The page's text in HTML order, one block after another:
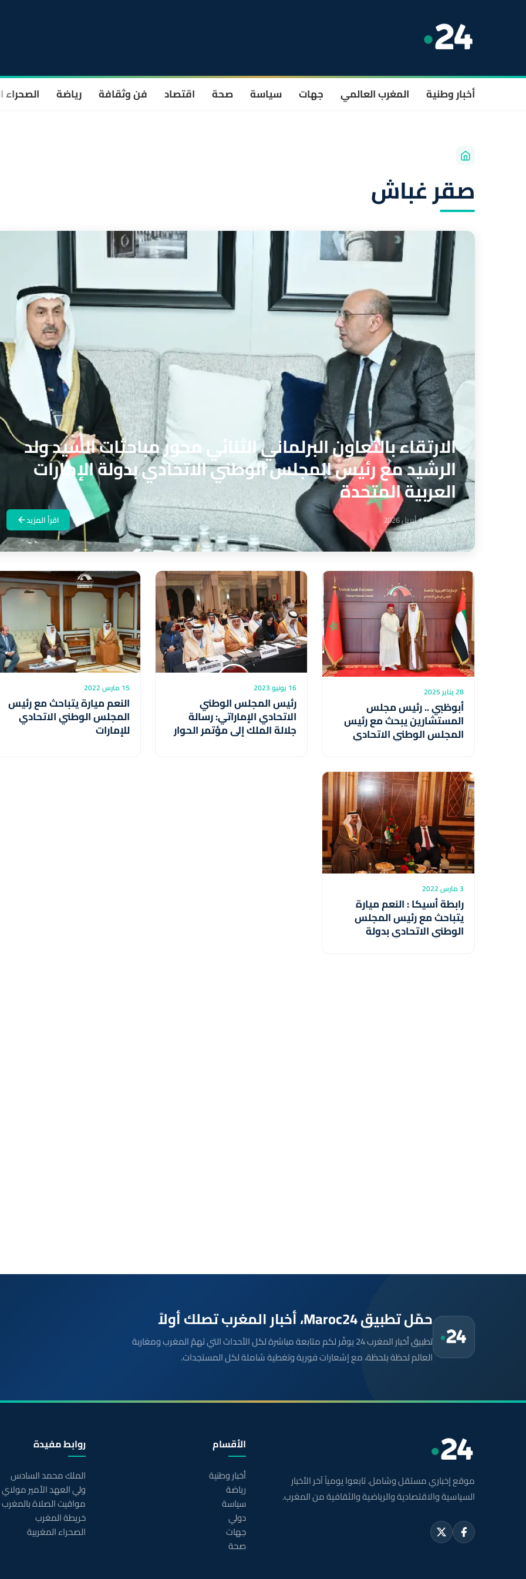
أخبار وطنية المغرب العالمي جهات سياسة صحة اقتصاد فن وثقافة رياضة الصحراء
صقر غباش
الارتقاء بالتعاون البرلماني الثنائي محور مباحثات السيد ولد
الرشيد مع رئيس المجلس الوطني الاتحادي بدولة الإمارات
العربية المتحدة
Maroc2418 أبريل 2026 اقرأ المزيد
28 يناير 2025
أبوظبي .. رئيس مجلس
المستشارين يبحث مع رئيس
المجلس الوطني الاتحادي
الإماراتي تعزيز التعاون بين
16 يونيو 2023
رئيس المجلس الوطني
الاتحادي الإماراتي: رسالة
جلالة الملك إلى مؤتمر الحوار
15 مارس 2022
النعم ميارة يتباحث مع رئيس
المجلس الوطني الاتحادي
للإمارات
3 مارس 2022
رابطة أسيكا : النعم ميارة
يتباحث مع رئيس المجلس
الوطني الاتحادي بدولة
الإمارات
حمّل تطبيق Maroc24، أخبار المغرب تصلك أولاً
تطبيق أخبار المغرب 24 يوفّر لكم متابعة مباشرة لكل الأحداث التي تهمّ المغرب ومغاربة
العالم لحظة بلحظة، مع إشعارات فورية وتغطية شاملة لكل المستجدات.
موقع إخباري مستقل وشامل. تابعوا يومياً آخر الأخبار
السياسية والاقتصادية والرياضية والثقافية من المغرب.
الأقسام
أخبار وطنية
رياضة
سياسة
دولي
جهات
صحة
روابط مفيدة
الملك محمد السادس
ولي العهد الأمير
مواقيت الصلاة بالمغرب
خريطة المغرب
الصحراء المغربية